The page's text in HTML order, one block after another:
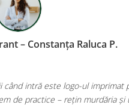
– Rețea Retail Cristian L.
BeeGreen cu branding
ajută și la siguranță,